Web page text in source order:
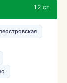
12 ст.